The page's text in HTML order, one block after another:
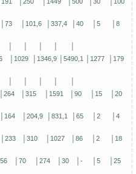
│73 │101,6 │337,4 │40 │5
│8
│1029 │1346,9 │5490,1 │1277
│179
│264 │315 │1591 │90 │15
│20
│164 │204,9 │831,1 │65 │2
│4
│233 │310 │1027 │86 │2
│18
│70 │274 │30 │- │5
│25